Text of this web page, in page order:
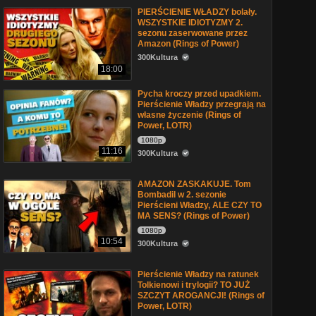
18:00
PIERŚCIENIE WŁADZY bolały.
WSZYSTKIE IDIOTYZMY 2.
sezonu zaserwowane przez
Amazon (Rings of Power)
300Kultura
11:16
Pycha kroczy przed upadkiem.
Pierścienie Władzy przegrają na
własne życzenie (Rings of
Power, LOTR)
1080p
300Kultura
10:54
AMAZON ZASKAKUJE. Tom
Bombadil w 2. sezonie
Pierścieni Władzy, ALE CZY TO
MA SENS? (Rings of Power)
1080p
300Kultura
Pierścienie Władzy na ratunek
Tolkienowi i trylogii? TO JUŻ
SZCZYT AROGANCJI! (Rings of
Power, LOTR)